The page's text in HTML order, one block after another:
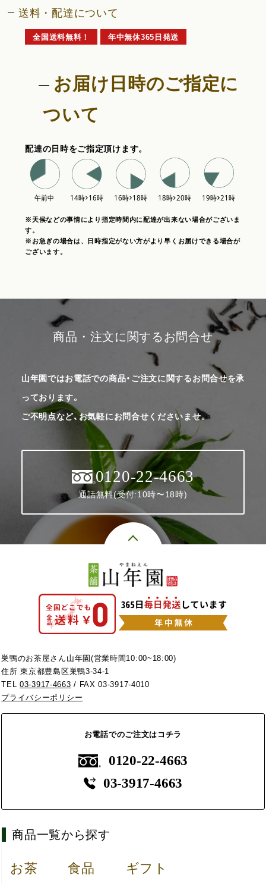
送料・配達について
全国送料無料！ 年中無休365日発送
お届け日時のご指定に
ついて
配達の日時をご指定頂けます。
※天候などの事情により指定時間内に配達が出来ない場合がございま
す。
※お急ぎの場合は、日時指定がない方がより早くお届けできる場合が
ございます。
商品・注文に関するお問合せ
山年園ではお電話での商品・ご注文に関するお問合せを承
っております。
ご不明点など、お気軽にお問合せくださいませ。
0120-22-4663
通話無料(受付:10時〜18時)
巣鴨のお茶屋さん山年園(営業時間10:00~18:00)
住所 東京都豊島区巣鴨3-34-1
TEL03-3917-4663 / FAX 03-3917-4010
プライバシーポリシー
お電話でのご注文はコチラ
0120-22-4663
03-3917-4663
商品一覧から探す
お茶 食品 ギフト